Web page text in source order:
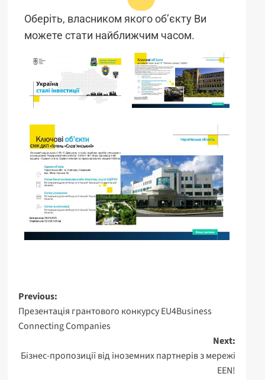
Оберіть, власником якого об’єкту Ви
можете стати найближчим часом.
Previous:
Презентація грантового конкурсу EU4Business
Connecting Companies
Next:
Бізнес-пропозиції від іноземних партнерів з мережі
EEN!